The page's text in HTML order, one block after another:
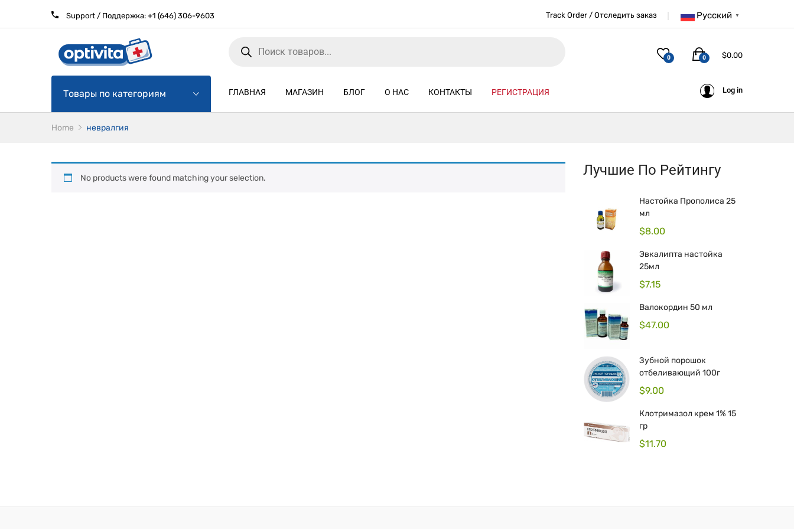
Support / Поддержка: +1 (646) 306-9603 Русский ▼
Track Order / Отследить заказ
0 $0.00
0
Товары по категориям ГЛАВНАЯ МАГАЗИН БЛОГ О НАС КОНТАКТЫ РЕГИСТРАЦИЯ Log in
Home невралгия
No products were found matching your selection. Лучшие По Рейтингу
Настойка Прополиса 25
мл
$8.00
Эвкалипта настойка
25мл
$7.15
Валокордин 50 мл
$47.00
Зубной порошок
отбеливающий 100г
$9.00
Клотримазол крем 1% 15
гр
$11.70